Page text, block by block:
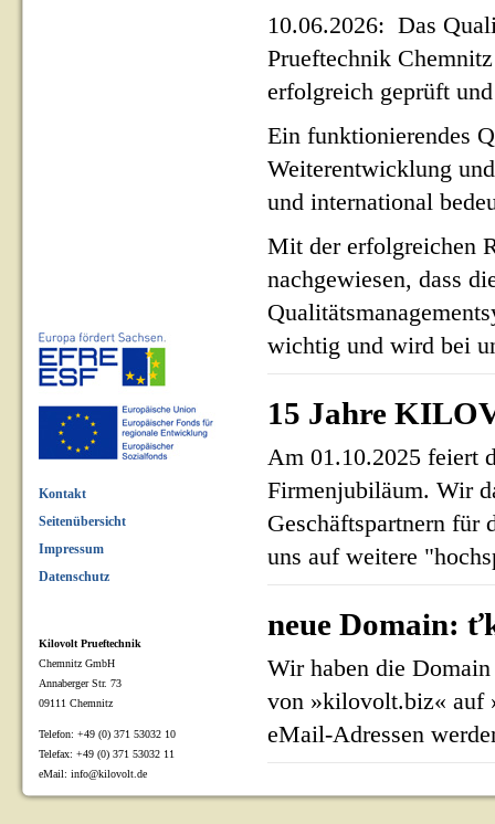
10.06.2026: Das
Prueftechnik
erfolgreich geprüft
Ein funktionierendes
Weiterentwicklung
und international
Mit der erfolgreichen
nachgewiesen, dass
wichtig und wird bei
15 Jahre
Am 01.10.2025 feiert
Firmenjubiläum. Wir
Geschäftspartnern für
uns auf weitere
neue Domain:
Wir haben die
von »kilovolt.biz« auf
eMail-Adressen
Kontakt
Seitenübersicht
Impressum
Datenschutz
Kilovolt Prueftechnik
Chemnitz GmbH
Annaberger Str. 73
09111 Chemnitz
Telefon: +49 (0) 371 53032 10
Telefax: +49 (0) 371 53032 11
eMail: info@kilovolt.de